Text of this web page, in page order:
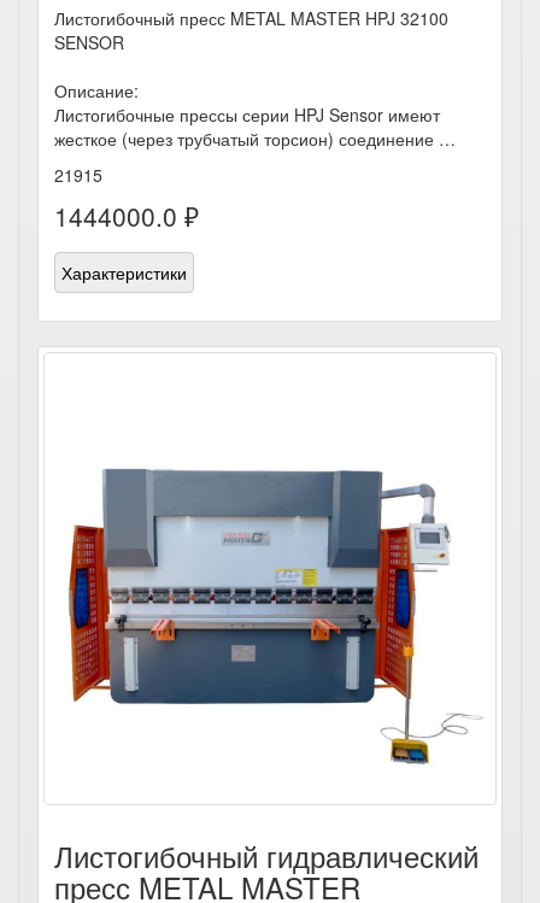
Листогибочный пресс METAL MASTER HPJ 32100
SENSOR
Описание:
Листогибочные прессы серии HPJ Sensor имеют
жесткое (через трубчатый торсион) соединение …
21915
1444000.0 ₽
Характеристики
Листогибочный гидравлический
пресс METAL MASTER